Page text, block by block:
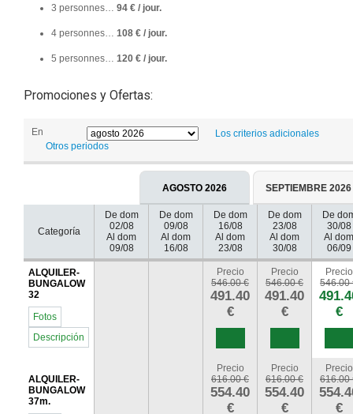
3 personnes… 94 € / jour.
4 personnes… 108 € / jour.
5 personnes… 120 € / jour.
Promociones y Ofertas:
En
Los criterios adicionales
Otros periodos
AGOSTO 2026 SEPTIEMBRE 2026
Categoría
De dom
02/08
Al dom
09/08
De dom
09/08
Al dom
16/08
De dom
16/08
Al dom
23/08
De dom
23/08
Al dom
30/08
De
30/08
Al dom
06/09
ALQUILER-
BUNGALOW
32
Fotos
Descripción
Precio
546.00 €
491.40
€
Precio
546.00 €
491.40
€
Precio
546.00
€
ALQUILER-
BUNGALOW
37m.
Precio
616.00 €
554.40
€
Precio
616.00 €
554.40
€
Precio
616.00
€